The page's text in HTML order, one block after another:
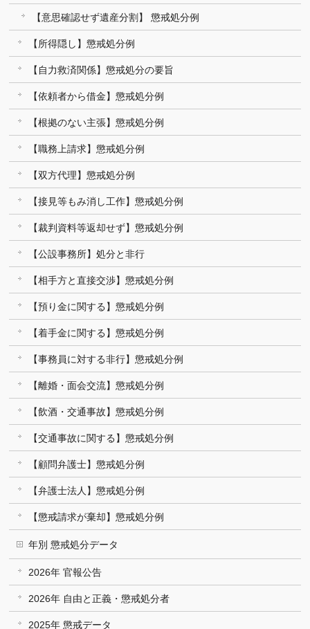
【意思確認せず遺産分割】 懲戒処分例
【所得隠し】懲戒処分例
【自力救済関係】懲戒処分の要旨
【依頼者から借金】懲戒処分例
【根拠のない主張】懲戒処分例
【職務上請求】懲戒処分例
【双方代理】懲戒処分例
【接見等もみ消し工作】懲戒処分例
【裁判資料等返却せず】懲戒処分例
【公設事務所】処分と非行
【相手方と直接交渉】懲戒処分例
【預り金に関する】懲戒処分例
【着手金に関する】懲戒処分例
【事務員に対する非行】懲戒処分例
【離婚・面会交流】懲戒処分例
【飲酒・交通事故】懲戒処分例
【交通事故に関する】懲戒処分例
【顧問弁護士】懲戒処分例
【弁護士法人】懲戒処分例
【懲戒請求が棄却】懲戒処分例
年別 懲戒処分データ
2026年 官報公告
2026年 自由と正義・懲戒処分者
2025年 懲戒データ